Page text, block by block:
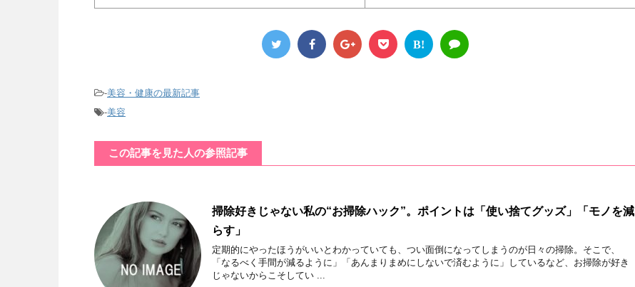
B!
-美容・健康の最新記事
-美容
この記事を見た人の参照記事
掃除好きじゃない私の“お掃除ハック”。ポイントは「使い捨てグッズ」「モノを減
らす」
定期的にやったほうがいいとわかっていても、つい面倒になってしまうのが日々の掃除。そこで、
「なるべく手間が減るように」「あんまりまめにしないで済むように」しているなど、お掃除が好き
じゃないからこそしてい ...